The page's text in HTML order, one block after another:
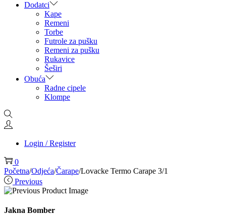
Dodatci
Kape
Remeni
Torbe
Futrole za pušku
Remeni za pušku
Rukavice
Šeširi
Obuća
Radne cipele
Klompe
Login / Register
0
Početna/Odjeća/Čarape/Lovacke Termo Carape 3/1
Previous
Jakna Bomber